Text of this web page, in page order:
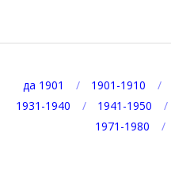
да 1901 1901-1910
1931-1940
1941-1950
1971-1980